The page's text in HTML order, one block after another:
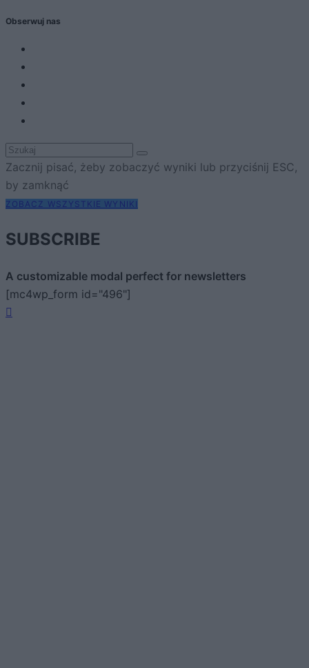
Obserwuj nas
Zacznij pisać, żeby zobaczyć wyniki lub przyciśnij ESC,
by zamknąć
ZOBACZ WSZYSTKIE WYNIKI
SUBSCRIBE
A customizable modal perfect for newsletters
[mc4wp_form id="496"]